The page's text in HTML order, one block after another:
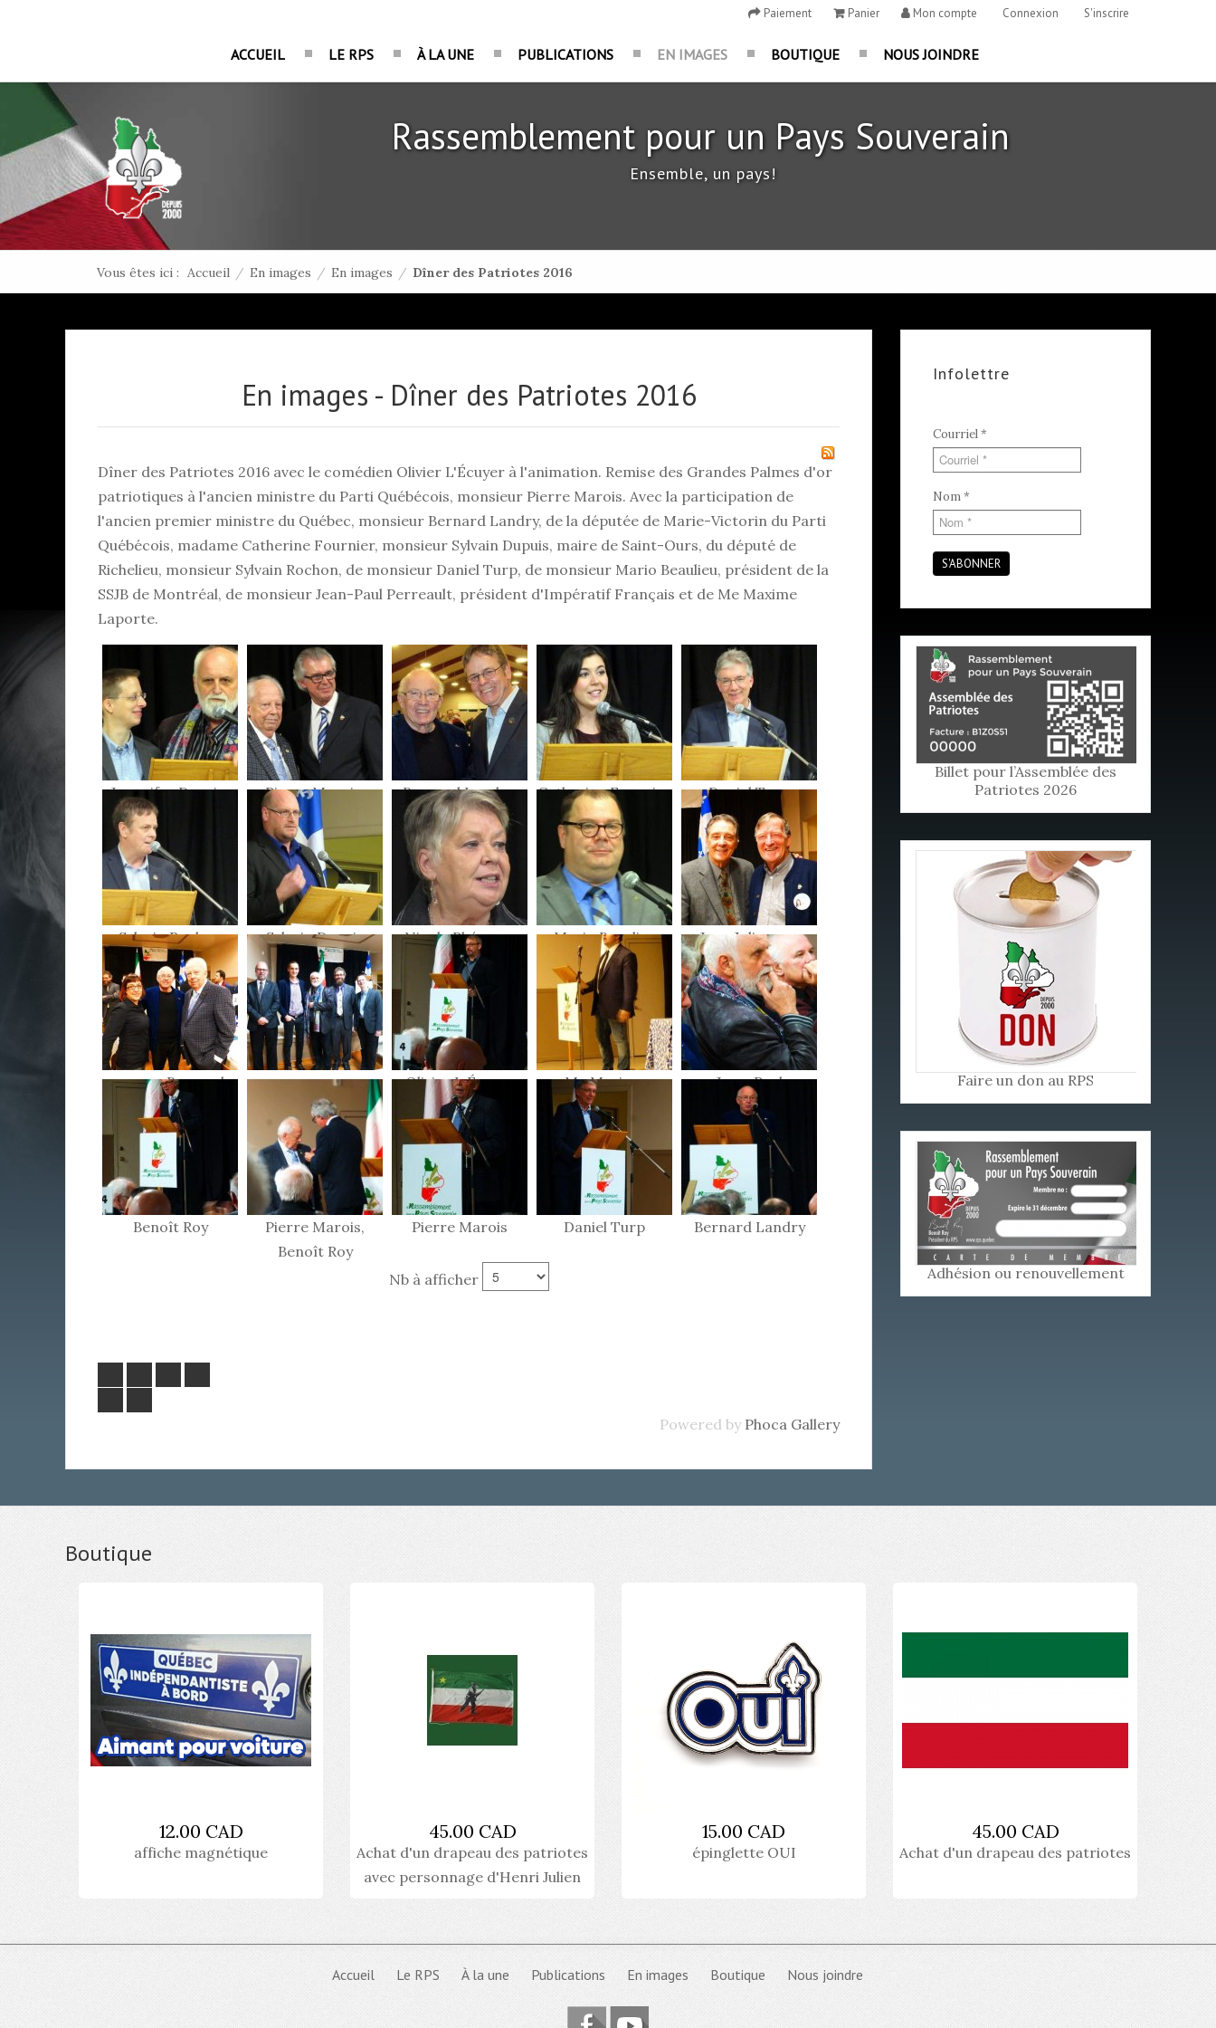
Paiement Panier Mon compte Connexion S'inscrire
ACCUEIL LE RPS À LA UNE PUBLICATIONS EN IMAGES BOUTIQUE NOUS JOINDRE
Rassemblement pour un Pays Souverain
Ensemble, un pays!
Vous êtes ici : Accueil / En images / En images / Dîner des Patriotes 2016
En images - Dîner des Patriotes 2016
Dîner des Patriotes 2016 avec le comédien Olivier L'Écuyer à l'animation. Remise des Grandes Palmes d'or
patriotiques à l'ancien ministre du Parti Québécois, monsieur Pierre Marois. Avec la participation de
l'ancien premier ministre du Québec, monsieur Bernard Landry, de la députée de Marie-Victorin du Parti
Québécois, madame Catherine Fournier, monsieur Sylvain Dupuis, maire de Saint-Ours, du député de
Richelieu, monsieur Sylvain Rochon, de monsieur Daniel Turp, de monsieur Mario Beaulieu, président de la
SSJB de Montréal, de monsieur Jean-Paul Perreault, président d'Impératif Français et de Me Maxime
Laporte.
Jeannifer Drouin,
Jean-Paul
Perreault
Pierre Marois,
Benoît Roy
Bernard Landry,
Sylvain Rochon
Catherine Fournier Daniel Turp
Sylvain Rochon Sylvain Dupuis Nicole Rhéaume Mario Beaulieu
Jean Jolicoeur,
Laurent Desbois
____, Bernard
Landry, Pierre
Marois
_______ Olivier L Écuyer
Me Maxime
Laporte
Jean-Paul
Perreault
Benoît Roy
Pierre Marois,
Benoît Roy
Pierre Marois Daniel Turp Bernard Landry
Nb à afficher
Powered by Phoca Gallery
Infolettre
Courriel*
Nom*
S'ABONNER
Billet pour l’Assemblée des
Patriotes 2026
Faire un don au RPS
Adhésion ou renouvellement
Boutique
12.00 CAD
affiche magnétique
45.00 CAD
Achat d'un drapeau des patriotes
avec personnage d'Henri Julien
15.00 CAD
épinglette OUI
45.00 CAD
Achat d'un drapeau des patriotes
Accueil Le RPS À la une Publications En images Boutique Nous joindre